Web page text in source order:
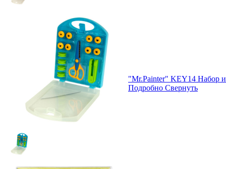
"Mr.Painter" KEY14 Набор
Подробно Свернуть